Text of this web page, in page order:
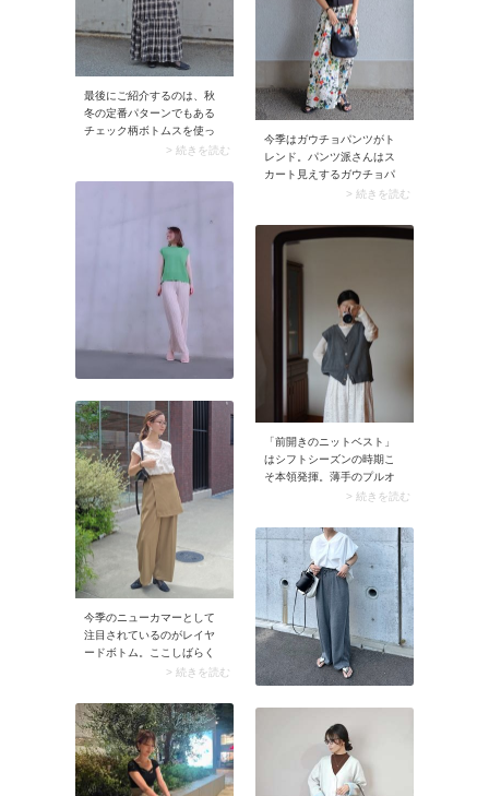
ルエット・長さともにボリ
ューム感があるので、コー
デはコンパクトなトップス
を合わせるのがおすすめで
す。ちなみにひざ丈やミモ
レ丈のティアードスカート
は以前ブームだった印象が
強いため、今シーズンは避
けるのが無難です。
最後にご紹介するのは、秋
冬の定番パターンでもある
チェック柄ボトムスを使っ
たコーデ。スナップでは、
にスタイリングしていま
わせると、涼しげだけど秋
っぽい、そんな絶妙なスタ
イリングが完成しますよ。
真夏のマンネリコーデを打
破するのにぴったりなアイ
> 続きを読む
今季はガウチョパンツがト
レンド。パンツ派さんはス
カート見えするガウチョパ
ンツで柄を取り入れてみま
鮮度の高い着こなしに仕上
がりますよ。スナップのよ
うな白地のカラフルなボタ
気に華やかに。
> 続きを読む
「前開きのニットベスト」
はシフトシーズンの時期こ
そ本領発揮。薄手のプルオ
ーバーに羽織ればほっこり
しに。気温調節できるおし
ゃれなスタイリングが楽し
めます。
> 続きを読む
今季のニューカマーとして
注目されているのがレイヤ
ードボトム。ここしばらく
レイヤードコーデのブーム
でボトムの重ね着が完成す
るんです！ トレンドを取り
入れつつ簡単に着こなした
い方にイチ押しのアイテム
です。
> 続きを読む